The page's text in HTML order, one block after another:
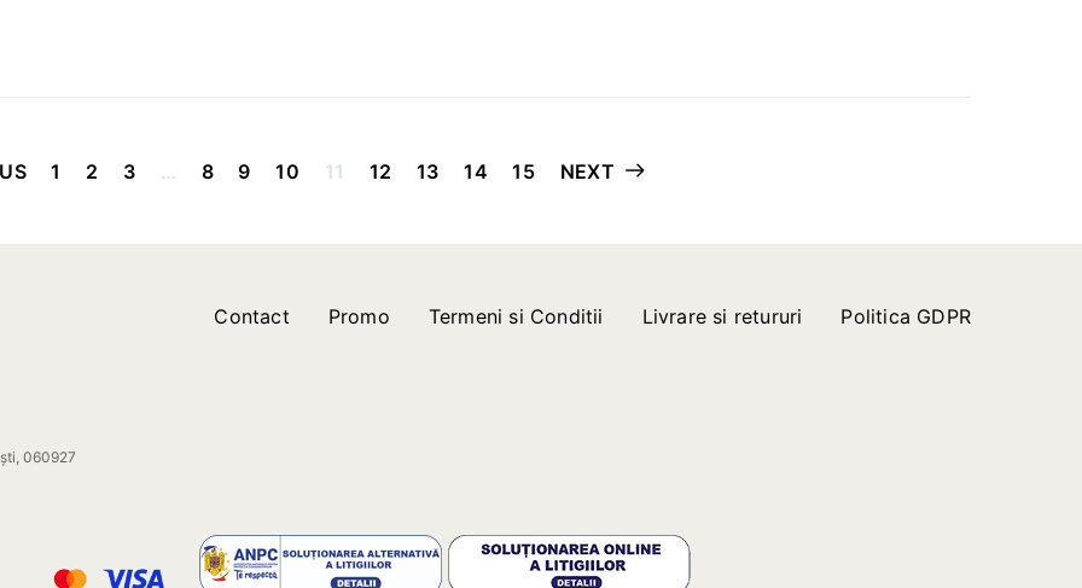
Paginație
1 2 3 … 8 9 10 11 12 13 14 15 NEXT
Contact Promo Termeni si Conditii Livrare si retururi
Politica GDPR
060927